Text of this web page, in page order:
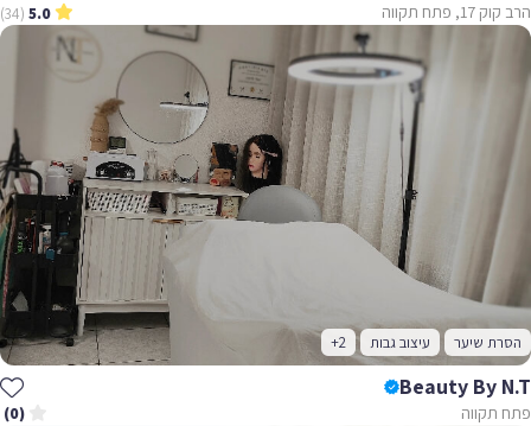
הרב קוק 17, פתח תקווה 5.0
(34)
הסרת שיער עיצוב גבות +2
Beauty By N.T
פתח תקווה (0)